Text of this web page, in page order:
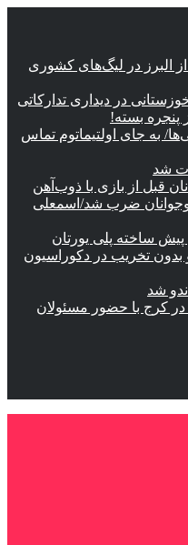
البرز در لیگ‌های کشوری
در دیداری تدارکاتی
پنجره بسته!
به جای اولتیماتوم تماس
شد
قبل از بازی با ذوب‌آهن
ضرب شد/اسمعلی
پیش ساخته پلی یورتان
تخریب در دکوراسیون
شد
در کرج با حضور مسئولان